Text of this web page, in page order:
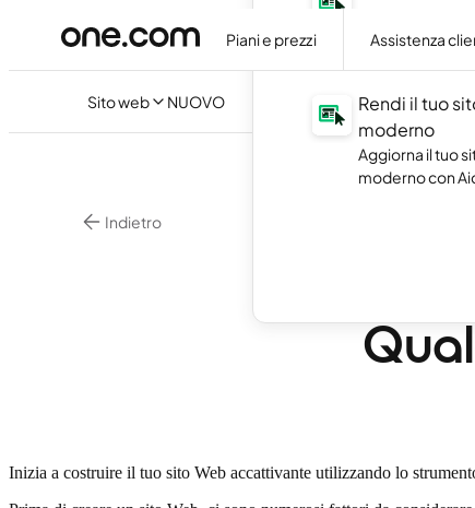
Piani e prezzi Assistenza
Sito web NUOVO
artificiale,
Rendi il tuo
moderno
Aggiorna il tuo
moderno con
Indietro
Inizia a costruire il tuo sito Web accattivante utilizzando lo